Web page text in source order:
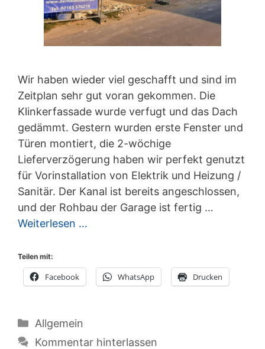
Wir haben wieder viel geschafft und sind im
Zeitplan sehr gut voran gekommen. Die
Klinkerfassade wurde verfugt und das Dach
gedämmt. Gestern wurden erste Fenster und
Türen montiert, die 2-wöchige
Lieferverzögerung haben wir perfekt genutzt
für Vorinstallation von Elektrik und Heizung /
Sanitär. Der Kanal ist bereits angeschlossen,
und der Rohbau der Garage ist fertig …
Weiterlesen …
Teilen mit:
Facebook WhatsApp Drucken
Kategorien
Allgemein
Kommentar hinterlassen